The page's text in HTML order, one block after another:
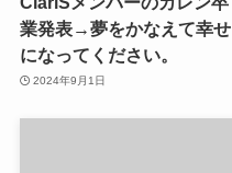
業発表→夢をかなえて幸せ
になってください。
2024年9月1日